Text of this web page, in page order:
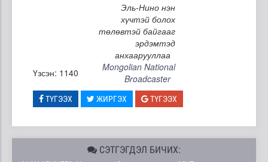
Эль-Нино нэн
хүчтэй болох
төлөвтэй байгааг
эрдэмтэд
анхаарууллаа
Үзсэн: 1140
Mongolian National
Broadcaster
ТҮГЭЭХ ЖИРГЭХ ТҮГЭЭХ
СЭТГЭГДЭЛ БИЧИХ: